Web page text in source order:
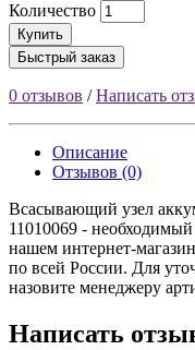
Количество
Купить
Быстрый заказ
0 отзывов /Написать
Описание
Отзывов (0)
Всасывающий узел
11010069 -
нашем интернет-
по всей России. Для
назовите менеджеру
Написать